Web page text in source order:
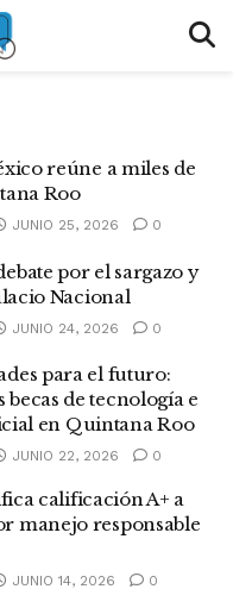
reúne a miles de
Roo
JUNIO 25, 2026 0
por el sargazo y
Nacional
JUNIO 24, 2026 0
para el futuro:
de tecnología e
en Quintana Roo
JUNIO 22, 2026 0
calificación A+ a
manejo responsable
JUNIO 14, 2026 0